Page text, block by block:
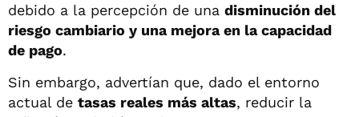
debido a la percepción de una disminución del
riesgo cambiario y una mejora en la capacidad
de pago.
Sin embargo, advertían que, dado el entorno
actual de tasas reales más altas, reducir la